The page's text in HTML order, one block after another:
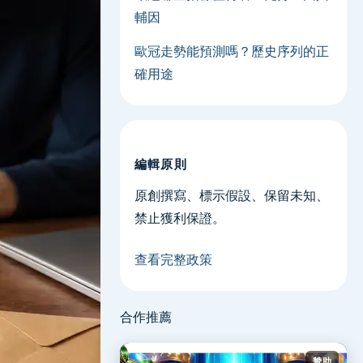
輔因
歐冠走勢能預測嗎？歷史序列的正
確用途
編輯原則
原創撰寫、標示假設、保留未知、
禁止獲利保證。
查看完整政策
合作推薦